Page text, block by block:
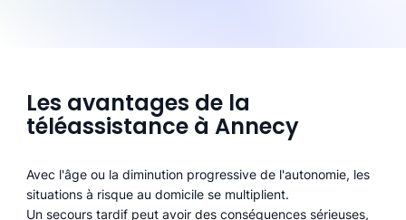
Les avantages de la
téléassistance à Annecy
Avec l'âge ou la diminution progressive de l'autonomie, les
situations à risque au domicile se multiplient.
Un secours tardif peut avoir des conséquences sérieuses,